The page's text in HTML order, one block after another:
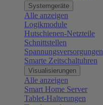
Systemgeräte
Alle anzeigen
Logikmodule
Hutschienen-Netzteile
Schnittstellen
Spannungsversorgungen
Smarte Zeitschaltuhren
Visualisierungen
Alle anzeigen
Smart Home Server
Tablet-Halterungen